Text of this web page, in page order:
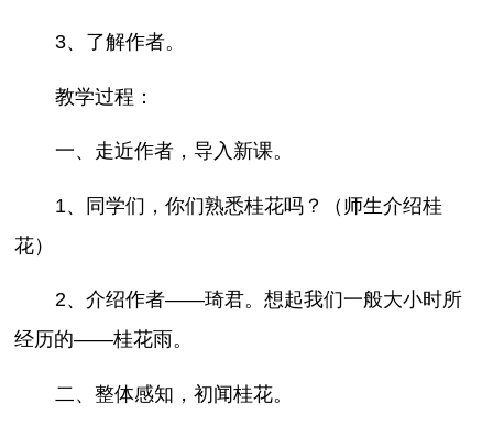
3、了解作者。
教学过程：
一、走近作者，导入新课。
1、同学们，你们熟悉桂花吗？（师生介绍桂
花）
2、介绍作者——琦君。想起我们一般大小时所
经历的——桂花雨。
二、整体感知，初闻桂花。